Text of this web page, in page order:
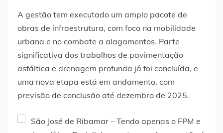
A gestão tem executado um amplo pacote de
obras de infraestrutura, com foco na mobilidade
urbana e no combate a alagamentos. Parte
significativa dos trabalhos de pavimentação
asfáltica e drenagem profunda já foi concluída, e
uma nova etapa está em andamento, com
previsão de conclusão até dezembro de 2025.